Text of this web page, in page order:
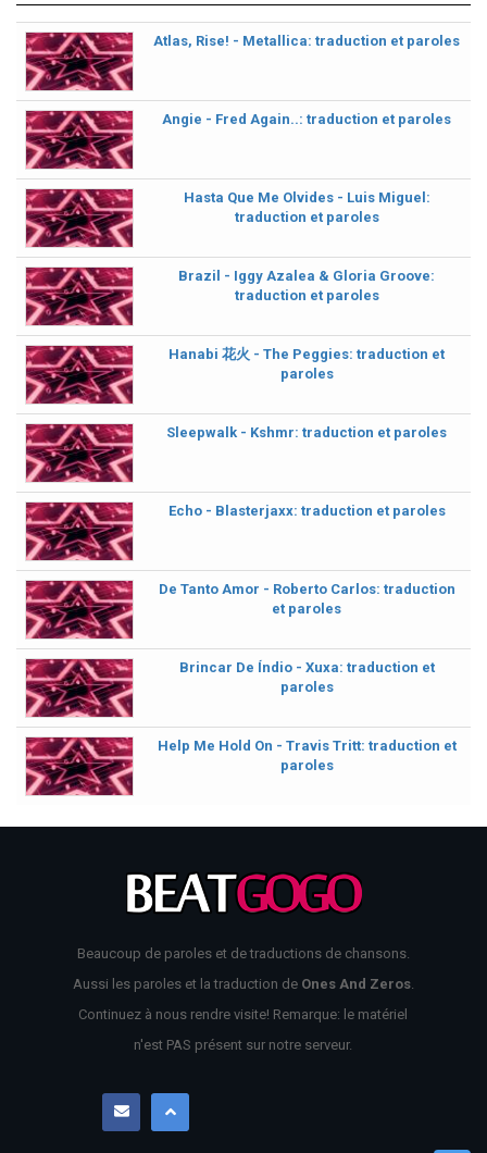
Atlas, Rise! - Metallica: traduction et paroles
Angie - Fred Again..: traduction et paroles
Hasta Que Me Olvides - Luis Miguel:
traduction et paroles
Brazil - Iggy Azalea & Gloria Groove:
traduction et paroles
Hanabi 花火 - The Peggies: traduction et
paroles
Sleepwalk - Kshmr: traduction et paroles
Echo - Blasterjaxx: traduction et paroles
De Tanto Amor - Roberto Carlos: traduction
et paroles
Brincar De Índio - Xuxa: traduction et
paroles
Help Me Hold On - Travis Tritt: traduction et
paroles
Beaucoup de paroles et de traductions de chansons.
Aussi les paroles et la traduction de Ones And Zeros.
Continuez à nous rendre visite! Remarque: le matériel
n'est PAS présent sur notre serveur.